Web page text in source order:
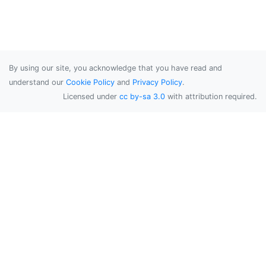
By using our site, you acknowledge that you have read and
understand our Cookie Policy and Privacy Policy.
Licensed under cc by-sa 3.0 with attribution required.